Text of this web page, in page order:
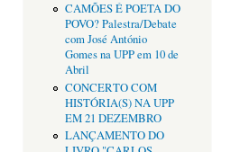
CAMÕES É POETA DO
POVO? Palestra/Debate
com José António
Gomes na UPP em 10 de
Abril
CONCERTO COM
HISTÓRIA(S) NA UPP
EM 21 DEZEMBRO
LANÇAMENTO DO